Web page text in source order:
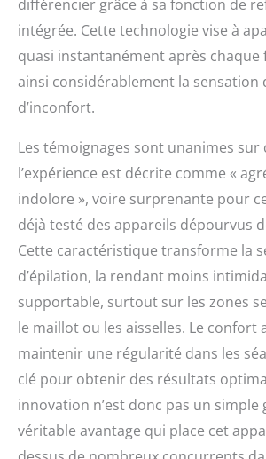
différencier grâce à sa fonction de
intégrée. Cette technologie vise à
quasi instantanément après chaque
ainsi considérablement la sensation
d’inconfort.
Les témoignages sont unanimes sur
l’expérience est décrite comme «
indolore », voire surprenante pour
déjà testé des appareils dépourvus
Cette caractéristique transforme la
d’épilation, la rendant moins
supportable, surtout sur les zones
le maillot ou les aisselles. Le confort
maintenir une régularité dans les
clé pour obtenir des résultats
innovation n’est donc pas un simple
véritable avantage qui place cet